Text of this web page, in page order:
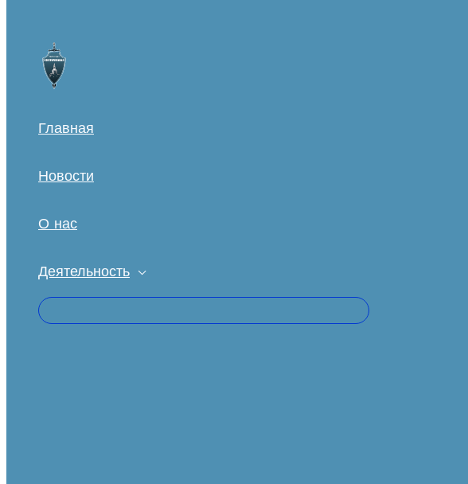
Главная
Новости
О нас
Деятельность